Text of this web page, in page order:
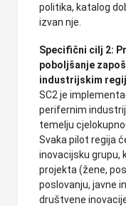
politika, katalog
izvan nje.
Specifični cilj 2:
poboljšanje
industrijskim
SC2 je
perifernim
temelju
Svaka pilot regija
inovacijsku grupu,
projekta (žene,
poslovanju, javne
društvene